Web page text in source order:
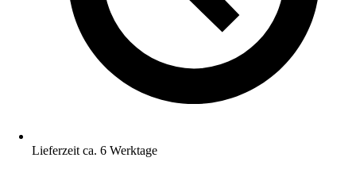
Lieferzeit ca. 6 Werktage